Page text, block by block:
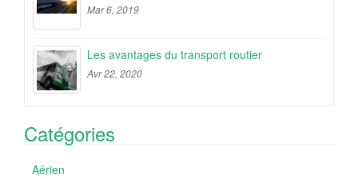
Mar 6, 2019
Les avantages du transport routier
Avr 22, 2020
Catégories
Aérien